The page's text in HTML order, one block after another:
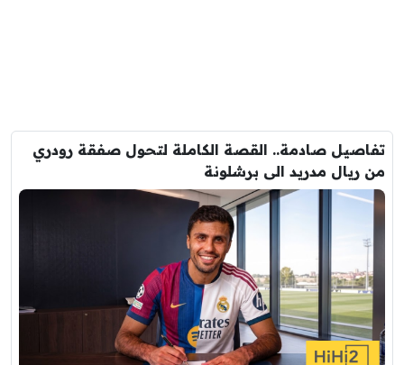
تفاصيل صادمة.. القصة الكاملة لتحول صفقة رودري
من ريال مدريد الى برشلونة